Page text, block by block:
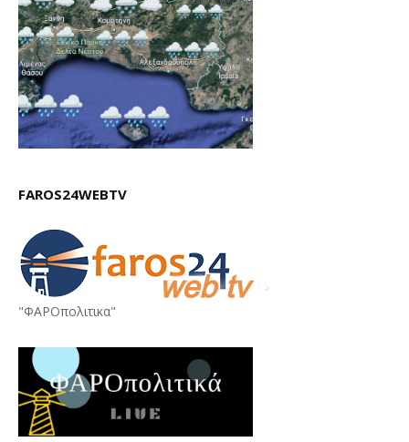
FAROS24WEBTV
"ΦΑΡΟπολιτικα"